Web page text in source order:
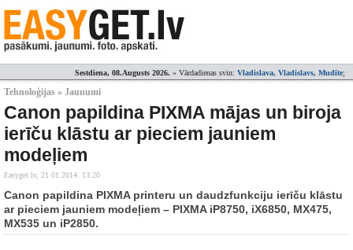
Sestdiena, 08.Augusts 2026. » Vārdadienas svin: Vladislava, Vladislavs, Mudīte;
Tehnoloģijas » Jaunumi
Canon papildina PIXMA mājas un biroja
ierīču klāstu ar pieciem jauniem
modeļiem
Easyget.lv, 21.01.2014. 13:20
Canon papildina PIXMA printeru un daudzfunkciju ierīču klāstu
ar pieciem jauniem modeļiem – PIXMA iP8750, iX6850, MX475,
MX535 un iP2850.